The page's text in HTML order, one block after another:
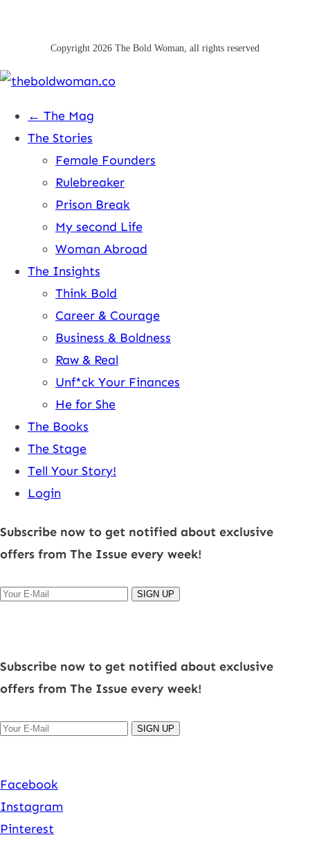
Copyright 2026 The Bold Woman, all rights reserved
← The Mag
The Stories
Female Founders
Rulebreaker
Prison Break
My second Life
Woman Abroad
The Insights
Think Bold
Career & Courage
Business & Boldness
Raw & Real
Unf*ck Your Finances
He for She
The Books
The Stage
Tell Your Story!
Login
Subscribe now to get notified about exclusive
offers from The Issue every week!
SIGN UP
Subscribe now to get notified about exclusive
offers from The Issue every week!
SIGN UP
Facebook
Instagram
Pinterest